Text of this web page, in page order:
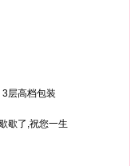
层高档包装
歇了,祝您一生